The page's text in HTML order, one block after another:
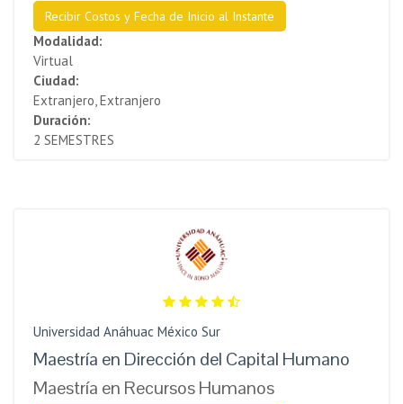
Recibir Costos y Fecha de Inicio al Instante
Modalidad:
Virtual
Ciudad:
Extranjero, Extranjero
Duración:
2 SEMESTRES
Universidad Anáhuac México Sur
Maestría en Dirección del Capital Humano
Maestría en Recursos Humanos